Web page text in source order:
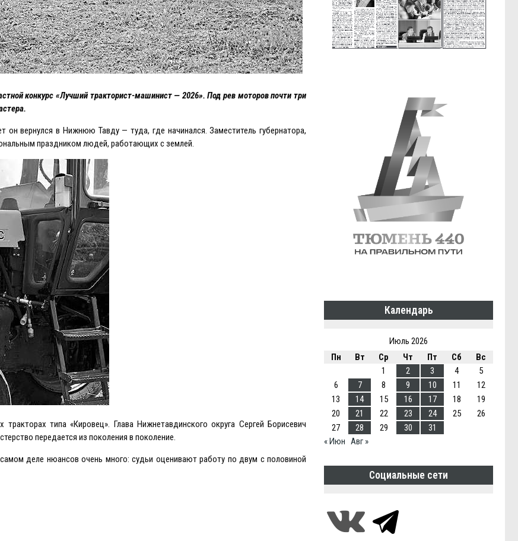
конкурс «Лучший тракторист-машинист — 2026». Под рев моторов почти три
вернулся в Нижнюю Тавду — туда, где начинался. Заместитель губернатора,
праздником людей, работающих с землей.
типа «Кировец». Глава Нижнетавдинского округа Сергей Борисевич
передается из поколения в поколение.
деле нюансов очень много: судьи оценивают работу по двум с половиной
Календарь
Июль 2026
Пн
Вт Ср Чт Пт Сб
Вс
1
2 3 4
5
6
7 8 9 10 11
12
13
14 15 16 17 18
19
20
21 22 23 24 25
26
27
28 29 30
31
« Июн Авг »
Социальные сети